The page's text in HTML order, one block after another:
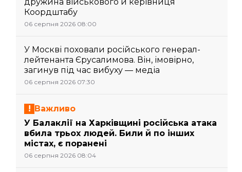
Коордштабу
06 серпня 2026 08:00
У Москві поховали російського генерал-
лейтенанта Єрусалимова. Він, імовірно,
загинув під час вибуху — медіа
06 серпня 2026 07:30
Важливо
У Балаклії на Харківщині російська атака
вбила трьох людей. Били й по інших
містах, є поранені
06 серпня 2026 08:04